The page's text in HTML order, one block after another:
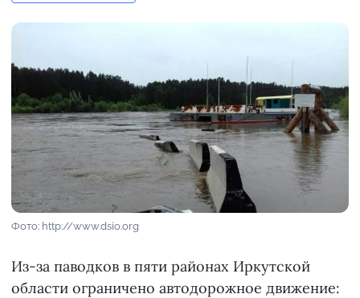
Фото: http://www.dsio.org
Из-за паводков в пяти районах Иркутской
области ограничено автодорожное движение: